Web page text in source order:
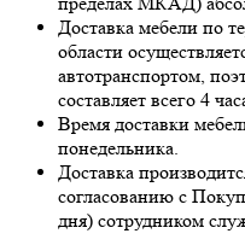
Доставка мебели по
области
автотранспортом,
составляет всего 4
Время доставки
понедельника.
Доставка
согласованию с
дня) сотрудником